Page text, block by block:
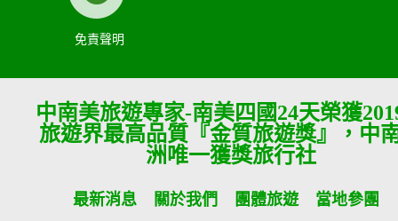
免責聲明
中南美旅遊專家-南美四國24天榮獲
旅遊界最高品質『金質旅遊獎』，中
洲唯一獲獎旅行社
最新消息 關於我們 團體旅遊 當地參團